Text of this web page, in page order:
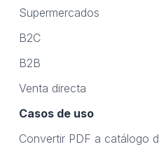
Supermercados
B2C
B2B
Venta directa
Casos de uso
Convertir PDF a catálogo